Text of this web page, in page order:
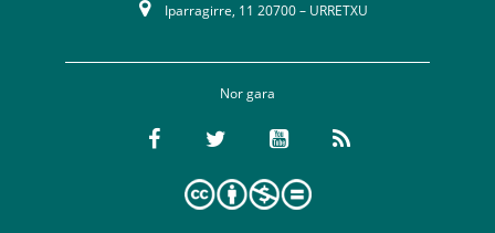
Iparragirre, 11 20700 – URRETXU
Nor gara